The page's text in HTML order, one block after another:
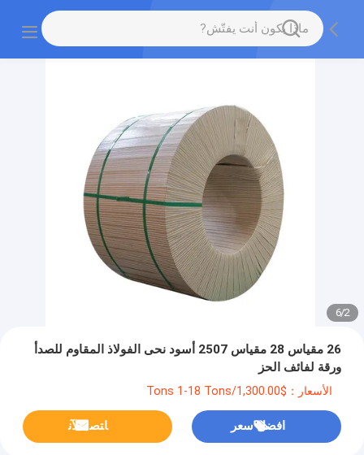
2
/
6
26 مقياس 28 مقياس 2507 أسود نحى الفولاذ المقاوم للصدأ
ورقة لفائف الحز
الأسعار：$1,300.00/Tons 1-18 Tons
افضل سعر ﺎﺘﺼﻟ ﺍﻶﻧ